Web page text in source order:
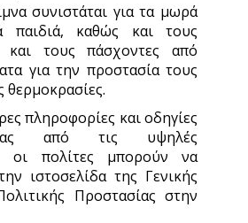
συνιστάται για τα μωρά
παιδιά, καθώς και τους
και τους πάσχοντες από
για την προστασία τους
θερμοκρασίες.
πληροφορίες και οδηγίες
από τις υψηλές
οι πολίτες μπορούν να
ιστοσελίδα της Γενικής
Προστασίας στην